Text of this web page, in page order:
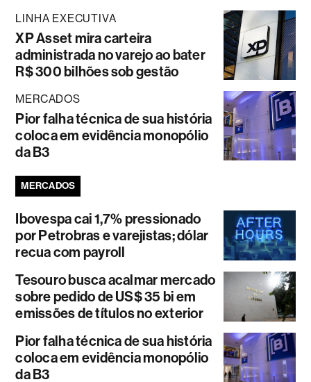
LINHA EXECUTIVA
XP Asset mira carteira
administrada no varejo ao bater
R$ 300 bilhões sob gestão
MERCADOS
Pior falha técnica de sua história
coloca em evidência monopólio
da B3
MERCADOS
Ibovespa cai 1,7% pressionado
por Petrobras e varejistas; dólar
recua com payroll
Tesouro busca acalmar mercado
sobre pedido de US$ 35 bi em
emissões de títulos no exterior
Pior falha técnica de sua história
coloca em evidência monopólio
da B3